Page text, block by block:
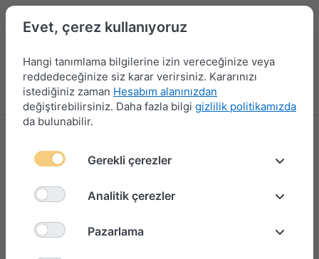
Menü Giriş yap Karşılaştırma Favori Listesi
Evet, çerez kullanıyoruz
Hangi tanımlama bilgilerine izin vereceğinize veya
reddedeceğinize siz karar verirsiniz. Kararınızı
istediğiniz zaman Hesabım alanınızdan
değiştirebilirsiniz. Daha fazla bilgi gizlilik politikamızda
da bulunabilir.
Gerekli çerezler
Analitik çerezler
Pazarlama